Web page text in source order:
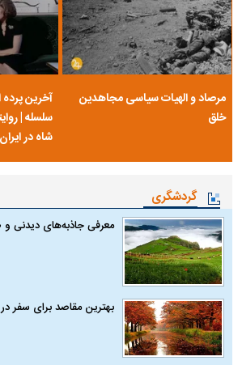
مرصاد و الهیات سیاسی مجاهدین
خلق
آخرین
سلسله |
شاه در ایران
گردشگری
معرفی جاذبه‌های دیدنی و
بهترین مقاصد برای سفر در